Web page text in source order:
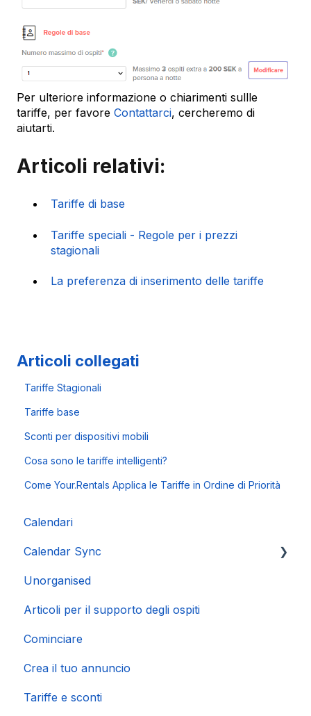
Per ulteriore informazione o chiarimenti sullle
tariffe, per favore Contattarci, cercheremo di
aiutarti.
Articoli relativi:
Tariffe di base
Tariffe speciali - Regole per i prezzi
stagionali
La preferenza di inserimento delle tariffe
Articoli collegati
Tariffe Stagionali
Tariffe base
Sconti per dispositivi mobili
Cosa sono le tariffe intelligenti?
Come Your.Rentals Applica le Tariffe in Ordine di Priorità
Calendari
Calendar Sync
Importazione di calendari popolari
Unorganised
Articoli per il supporto degli ospiti
Cominciare
Crea il tuo annuncio
Tariffe e sconti